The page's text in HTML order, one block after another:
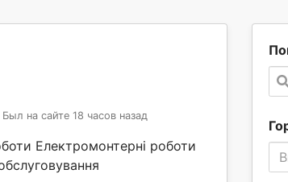
Был на сайте 18 часов назад
Електромонтерні роботи